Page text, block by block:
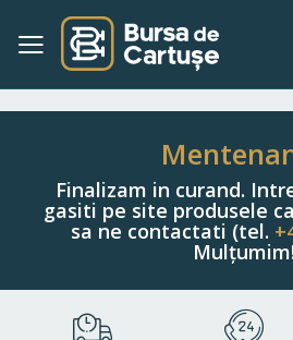
Navigați
Conținut
Finalizam in curand.
gasiti pe site produsele
sa ne contactati (tel.